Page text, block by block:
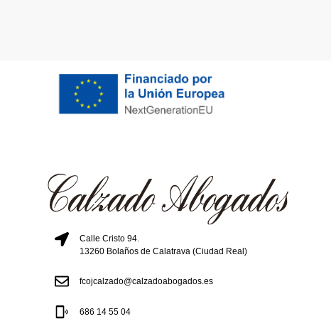
Calle Cristo 94.
13260 Bolaños de Calatrava (Ciudad Real)
fcojcalzado@calzadoabogados.es
686 14 55 04